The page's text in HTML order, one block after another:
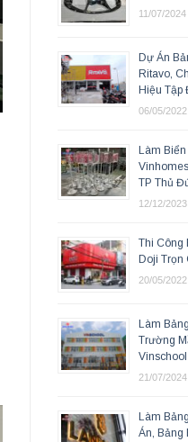
11/07/2024
Dự Án
Ritavo,
Hiệu Tập
06/05/2022
Làm
TP Thủ
12/12/2023
Thi Công
Doji Trọn
20/05/2022
Làm
Trường
Vinschool
21/07/2024
Làm
Án, Bảng